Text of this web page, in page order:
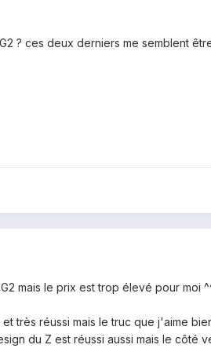
? ces deux derniers me semblent
mais le prix est trop élevé pour moi
très réussi mais le truc que j'aime
du Z est réussi aussi mais le